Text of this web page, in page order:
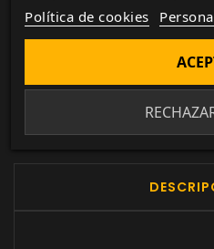
Biblioteca digital
actualizada con
o comprados.
Política de cookies